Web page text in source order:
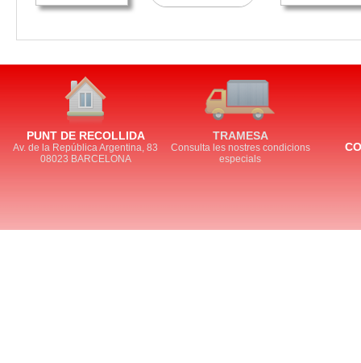
PUNT DE RECOLLIDA
Av. de la República Argentina, 83
08023 BARCELONA
TRAMESA
Consulta les nostres condicions
especials